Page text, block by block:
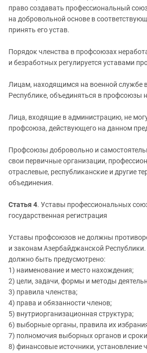
право создавать профессиональный
на добровольной основе в
принять его устав.
Порядок членства в профсоюзах
и безработных регулируется уставами
Лицам, находящимся на военной службе
Республике, объединяться в профсоюзы
Лица, входящие в администрацию, не
профсоюза, действующего на данном
Профсоюзы добровольно и
свои первичные организации,
отраслевые, республиканские и другие
объединения.
Статья 4. Уставы профессиональных
государственная регистрация
Уставы профсоюзов не должны
и законам Азербайджанской
должно быть предусмотрено:
1) наименование и место нахождения;
2) цели, задачи, формы и методы
3) правила членства;
4) права и обязанности членов;
5) внутриорганизационная структура;
6) выборные органы, правила их
7) полномочия выборных органов и
8) финансовые источники, установление